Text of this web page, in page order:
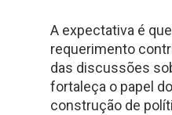
A expectativa é
requerimento
das discussões
fortaleça o papel
construção de